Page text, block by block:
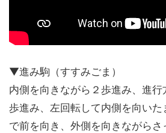
▼進み駒（すすみごま）
内側を向きながら２歩進み、進行
歩進み、左回転して内側を向い
で前を向き、外側を向きながらさ